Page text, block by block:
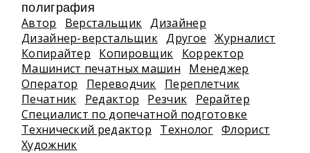
полиграфия
Автор Верстальщик Дизайнер
Дизайнер-верстальщик Другое
Журналист
Копирайтер
Копировщик
Корректор
Машинист печатных машин
Менеджер
Оператор
Переводчик
Переплетчик
Печатник
Редактор Резчик
Рерайтер
Специалист по допечатной подготовке
Технический редактор
Технолог Флорист
Художник